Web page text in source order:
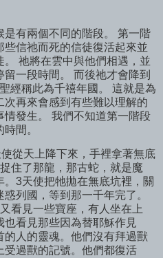
有兩個不同的階段。 第一階
信祂而死的信徒復活起來並
祂將在雲中與他們相遇，並
一段時間。 而後祂才會降到
經稱此為千禧年國。 這就是為
再來會感到有些難以理解的
發生。 我們不知道第一階段
間。
從天上降下來，手裡拿著無底
住了那龍，那古蛇，就是魔
3天使把牠拋在無底坑裡，關
列國，等到那一千年完了。
看見一些寶座，有人坐在上
看見那些因為替耶穌作見
人的靈魂。他們沒有拜過獸
過獸的記號。他們都復活